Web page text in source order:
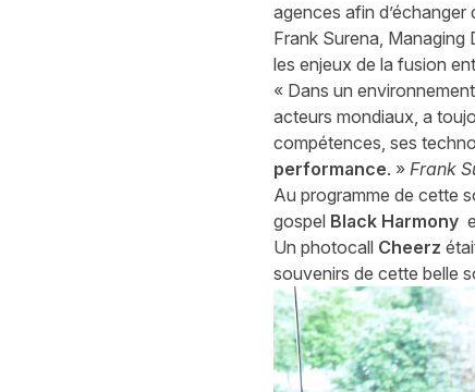
agences afin
Frank Surena,
les enjeux de la fusion
« Dans un
acteurs mondiaux, a
compétences, ses
performance. » Frank
Au programme de cette
gospel Black Harmony
Un photocall Cheerz
souvenirs de cette belle